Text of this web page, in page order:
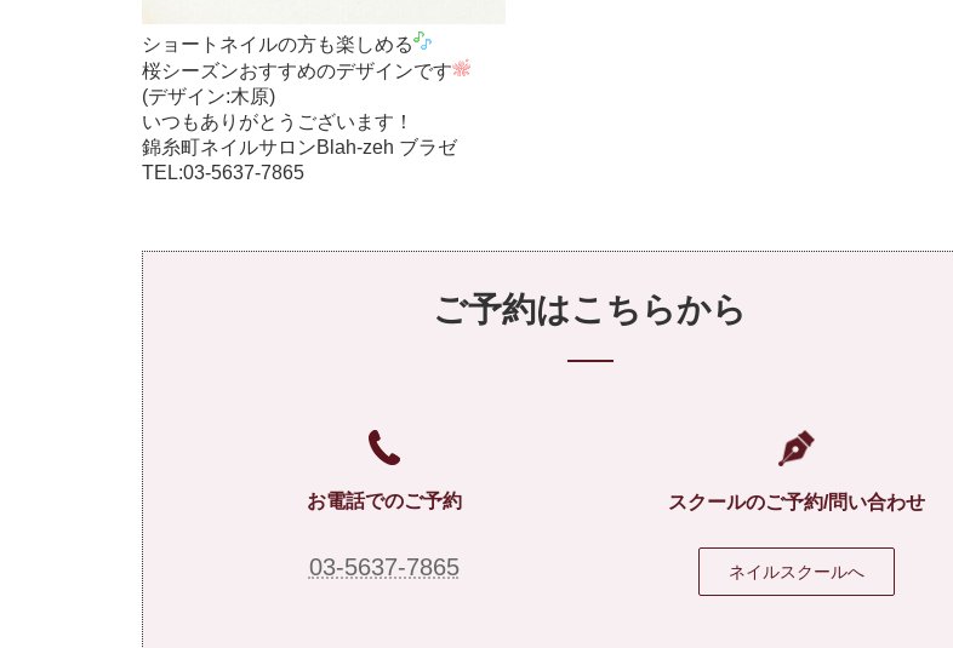
ショートネイルの方も楽しめる
桜シーズンおすすめのデザインです
(デザイン:木原)
いつもありがとうございます！
錦糸町ネイルサロンBlah-zeh ブラゼ
TEL:03-5637-7865
ご予約はこちらから
お電話でのご予約
03-5637-7865
スクールのご予約/問い合わせ
ネイルスクールへ